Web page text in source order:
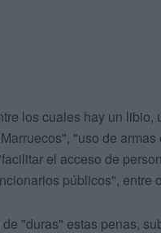
los cuales hay un
"uso de
el acceso de
públicos", entre
"duras" estas penas,